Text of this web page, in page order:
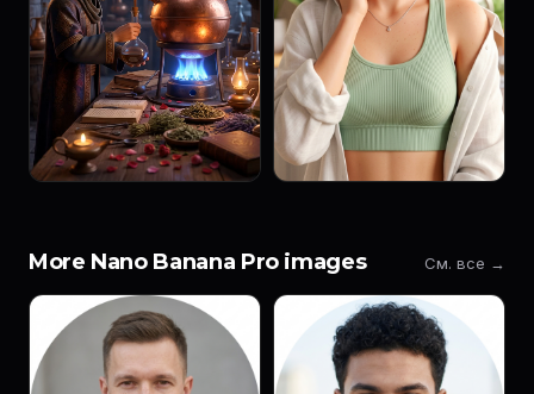
More Nano Banana Pro images См. все →